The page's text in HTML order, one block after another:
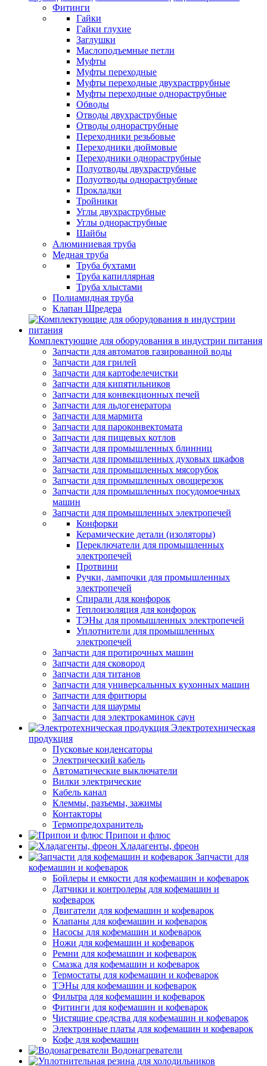
Фитинги
Гайки
Гайки глухие
Заглушки
Маслоподъемные петли
Муфты
Муфты переходные
Муфты переходные двухрастррубные
Муфты переходные однораструбные
Обводы
Отводы двухраструбные
Отводы однораструбные
Переходники резьбовые
Переходники дюймовые
Переходники однораструбные
Полуотводы двухраструбные
Полуотводы однораструбные
Прокладки
Тройники
Углы двухраструбные
Углы однораструбные
Шайбы
Алюминиевая труба
Медная труба
Труба бухтами
Труба капиллярная
Труба хлыстами
Полиамидная труба
Клапан Шредера
Комплектующие для оборудования в индустрии питания
Запчасти для автоматов газированной воды
Запчасти для грилей
Запчасти для картофелечистки
Запчасти для кипятильников
Запчасти для конвекционных печей
Запчасти для льдогенератора
Запчасти для мармита
Запчасти для пароконвектомата
Запчасти для пищевых котлов
Запчасти для промышленных блинниц
Запчасти для промышленных духовых шкафов
Запчасти для промышленных мясорубок
Запчасти для промышленных овощерезок
Запчасти для промышленных посудомоечных
машин
Запчасти для промышленных электропечей
Конфорки
Керамические детали (изоляторы)
Переключатели для промышленных
электропечей
Протвини
Ручки, лампочки для промышленных
электропечей
Спирали для конфорок
Теплоизоляция для конфорок
ТЭНы для промышленных электропечей
Уплотнители для промышленных
электропечей
Запчасти для протирочных машин
Запчасти для сковород
Запчасти для титанов
Запчасти для универсальнных кухонных машин
Запчасти для фритюры
Запчасти для шаурмы
Запчасти для электрокаминок саун
Электротехническая
продукция
Пусковые конденсаторы
Электрический кабель
Автоматические выключатели
Вилки электрические
Кабель канал
Клеммы, разъемы, зажимы
Контакторы
Термопредохранитель
Припои и флюс
Хладагенты, фреон
Запчасти для
кофемашин и кофеварок
Бойлеры и емкости для кофемашин и кофеварок
Датчики и контролеры для кофемашин и
кофеварок
Двигатели для кофемашин и кофеварок
Клапаны для кофемашин и кофеварок
Насосы для кофемашин и кофеварок
Ножи для кофемашин и кофеварок
Ремни для кофемашин и кофеварок
Смазка для кофемашин и кофеварок
Термостаты для кофемашин и кофеварок
ТЭНы для кофемашин и кофеварок
Фильтра для кофемашин и кофеварок
Фитинги для кофемашин и кофеварок
Чистящие средства для кофемашин и кофеварок
Электронные платы для кофемашин и кофеварок
Кофе для кофемашин
Водонагреватели